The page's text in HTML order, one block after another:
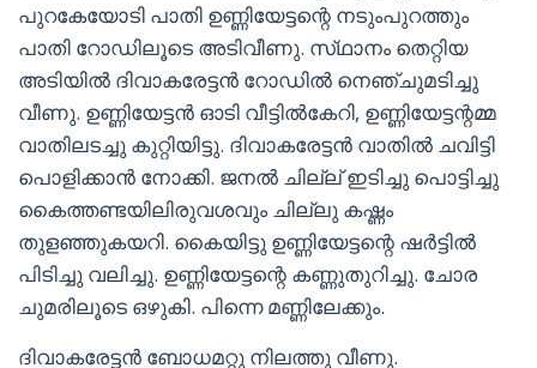
പുറകേയോടി പാതി ഉണ്ണിയേട്ടന്റെ നടുംപുറത്തും
പാതി റോഡിലൂടെ അടിവീണു. സ്‌ഥാനം തെറ്റിയ
അടിയിൽ ദിവാകരേട്ടൻ റോഡിൽ നെഞ്ചുമടിച്ചു
വീണു. ഉണ്ണിയേട്ടൻ ഓടി വീട്ടിൽകേറി, ഉണ്ണിയേട്ടന്റമ്മ
വാതിലടച്ചു കുറ്റിയിട്ടു. ദിവാകരേട്ടൻ വാതിൽ ചവിട്ടി
പൊളിക്കാൻ നോക്കി. ജനൽ ചില്ല് ഇടിച്ചു പൊട്ടിച്ചു
കൈത്തണ്ടയിലിരുവശവും ചില്ലു കഷ്ണം
തുളഞ്ഞുകയറി. കൈയിട്ടു ഉണ്ണിയേട്ടന്റെ ഷർട്ടിൽ
പിടിച്ചു വലിച്ചു. ഉണ്ണിയേട്ടന്റെ കണ്ണുതുറിച്ചു. ചോര
ചുമരിലൂടെ ഒഴുകി. പിന്നെ മണ്ണിലേക്കും.
ദിവാകരേട്ടൻ ബോധമറ്റു നിലത്തു വീണു.